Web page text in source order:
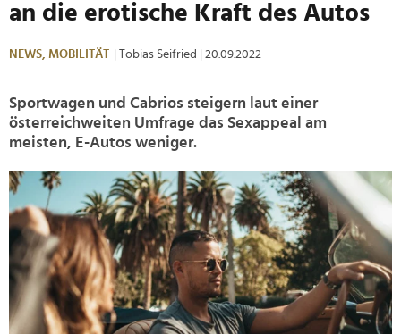
an die erotische Kraft des Autos
NEWS, MOBILITÄT | Tobias Seifried | 20.09.2022
Sportwagen und Cabrios steigern laut einer
österreichweiten Umfrage das Sexappeal am
meisten, E-Autos weniger.
>